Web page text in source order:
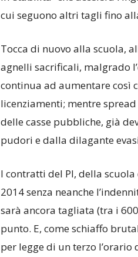
cui seguono altri tagli fino
Tocca di nuovo alla scuola,
agnelli sacrificali, malgrado
continua ad aumentare così
licenziamenti; mentre
delle casse pubbliche, già
pudori e dalla dilagante
I contratti del PI, della
2014 senza neanche
sarà ancora tagliata (tra i
punto. E, come schiaffo
per legge di un terzo